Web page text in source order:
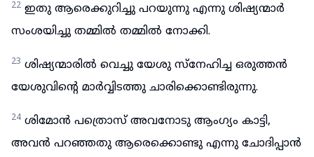
22 ഇതു ആരെക്കുറിച്ചു പറയുന്നു എന്നു ശിഷ്യന്മാർ
സംശയിച്ചു തമ്മിൽ തമ്മിൽ നോക്കി.
23 ശിഷ്യന്മാരിൽ വെച്ചു യേശു സ്നേഹിച്ച ഒരുത്തൻ
യേശുവിന്റെ മാർവ്വിടത്തു ചാരിക്കൊണ്ടിരുന്നു.
24 ശിമോൻ പത്രൊസ് അവനോടു ആംഗ്യം കാട്ടി,
അവൻ പറഞ്ഞതു ആരെക്കൊണ്ടു എന്നു ചോദിപ്പാൻ